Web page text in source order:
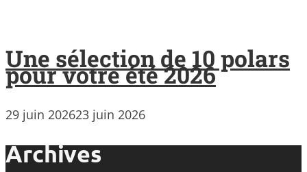
Une sélection de 10 polars
pour votre été 2026
29 juin 202623 juin 2026
Archives